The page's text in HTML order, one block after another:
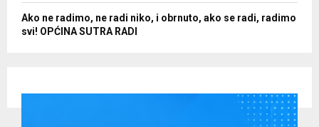
Ako ne radimo, ne radi niko, i obrnuto, ako se radi, radimo
svi! OPĆINA SUTRA RADI